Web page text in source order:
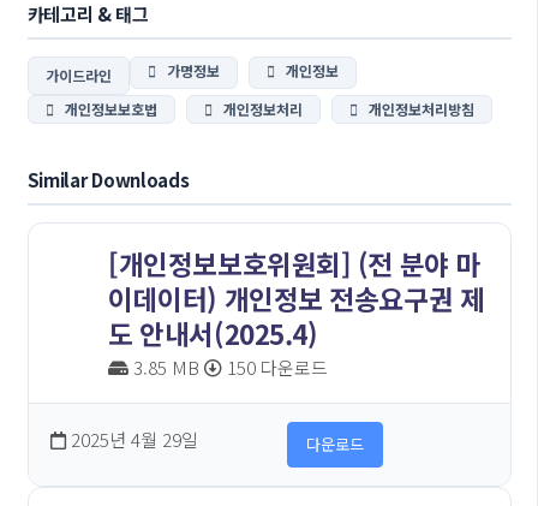
카테고리 & 태그
가이드라인 가명정보
개인정보
개인정보보호법
개인정보처리 개인정보처리방침
Similar Downloads
[개인정보보호위원회] (전 분야 마
이데이터) 개인정보 전송요구권 제
도 안내서(2025.4)
3.85 MB 150 다운로드
2025년 4월 29일 다운로드